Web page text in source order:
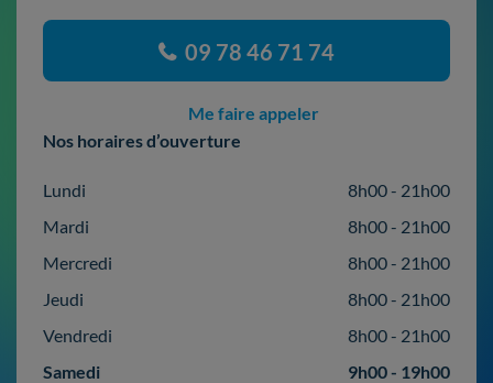
09 78 46 71 74
Me faire appeler
Nos horaires d’ouverture
Lundi
8h00 - 21h00
Mardi
8h00 - 21h00
Mercredi
8h00 - 21h00
Jeudi
8h00 - 21h00
Vendredi
8h00 - 21h00
Samedi
9h00 - 19h00